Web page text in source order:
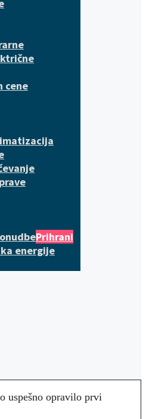
cene
Prihrani
energije
uspešno opravilo prvi